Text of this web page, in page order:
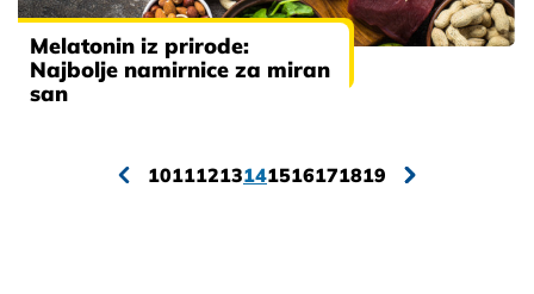
Melatonin iz prirode:
Najbolje namirnice za miran
san
10111213141516171819